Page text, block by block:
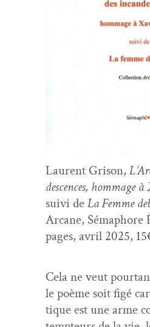
Lau­rent Gri­son,
des­cences, hom­mage
suivi deLa Femme
Arcane, Sémaphore
pages, avril 2025,
Cela ne veut
le poème soit figé
tique est une arme